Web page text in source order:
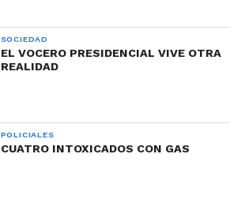
SOCIEDAD
EL VOCERO PRESIDENCIAL VIVE OTRA
REALIDAD
POLICIALES
CUATRO INTOXICADOS CON GAS